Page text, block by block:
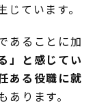
ています。
あることに加
」と感じてい
ある役職に就
あります。